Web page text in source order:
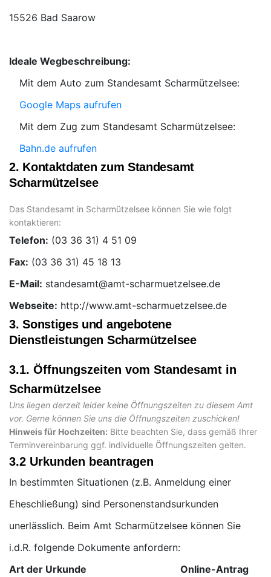
15526 Bad Saarow
Ideale Wegbeschreibung:
Mit dem Auto zum Standesamt Scharmützelsee:
Google Maps aufrufen
Mit dem Zug zum Standesamt Scharmützelsee:
Bahn.de aufrufen
2. Kontaktdaten zum Standesamt
Scharmützelsee
Das Standesamt in Scharmützelsee können Sie wie folgt
kontaktieren:
Telefon:
Fax:
E-Mail:
Webseite: http://www.amt-scharmuetzelsee.de
3. Sonstiges und angebotene
Dienstleistungen Scharmützelsee
3.1. Öffnungszeiten vom Standesamt in
Scharmützelsee
Uns liegen derzeit leider keine Öffnungszeiten zu diesem Amt
vor. Gerne können Sie uns die Öffnungszeiten zuschicken!
Hinweis für Hochzeiten: Bitte beachten Sie, dass gemäß Ihrer
Terminvereinbarung ggf. individuelle Öffnungszeiten gelten.
3.2 Urkunden beantragen
In bestimmten Situationen (z.B. Anmeldung einer
Eheschließung) sind Personenstandsurkunden
unerlässlich. Beim Amt Scharmützelsee können Sie
i.d.R. folgende Dokumente anfordern:
Art der Urkunde
Online-Antrag